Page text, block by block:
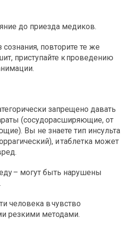
до приезда медиков.
повторите те же
приступайте к проведению
запрещено давать
(сосудорасширяющие, от
Вы не знаете тип инсульта
и таблетка может
– могут быть нарушены
человека в чувство
резкими методами.